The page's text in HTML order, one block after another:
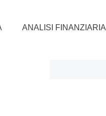
ANALISI FINANZIARIA